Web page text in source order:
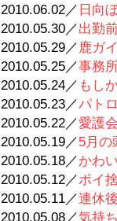
2010.06.02／ 日向
2010.05.30／出勤
2010.05.29／ 鹿ガ
2010.05.25／事務
2010.05.24／ もし
2010.05.23／パト
2010.05.22／愛護
2010.05.19／5月の
2010.05.18／かわ
2010.05.12／ポイ
2010.05.11／連休
2010.05.08／気持